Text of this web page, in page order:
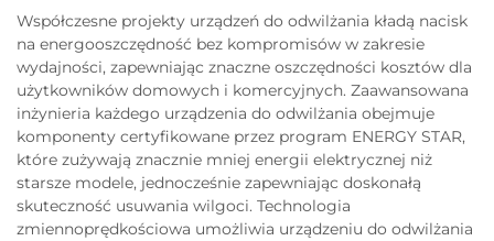
Współczesne projekty urządzeń do odwilżania kładą nacisk
na energooszczędność bez kompromisów w zakresie
wydajności, zapewniając znaczne oszczędności kosztów dla
użytkowników domowych i komercyjnych. Zaawansowana
inżynieria każdego urządzenia do odwilżania obejmuje
komponenty certyfikowane przez program ENERGY STAR,
które zużywają znacznie mniej energii elektrycznej niż
starsze modele, jednocześnie zapewniając doskonałą
skuteczność usuwania wilgoci. Technologia
zmiennoprędkościowa umożliwia urządzeniu do odwilżania